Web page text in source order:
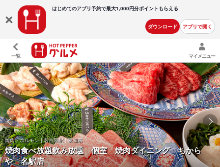
はじめてのアプリ予約で最大1,000円分ポイントもらえる
ダウンロード アプリで開く
一覧 マイメニュー
焼肉・ホルモン | 名古屋駅 | 愛知県
焼肉食べ放題飲み放題 個室 焼肉ダイニング ちから
や 名駅店